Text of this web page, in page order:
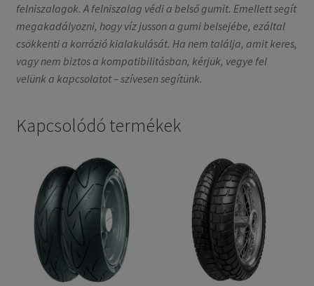
felniszalagok. A felniszalag védi a belső gumit. Emellett segít
megakadályozni, hogy víz jusson a gumi belsejébe, ezáltal
csökkenti a korrózió kialakulását. Ha nem találja, amit keres,
vagy nem biztos a kompatibilitásban, kérjük, vegye fel
velünk a kapcsolatot – szívesen segítünk.
Kapcsolódó termékek